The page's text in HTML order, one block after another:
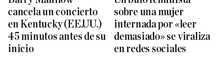
cancela un concierto
en Kentucky (EE.UU.)
45 minutos antes de su
inicio
sobre una mujer
internada por «leer
demasiado» se viraliza
en redes sociales